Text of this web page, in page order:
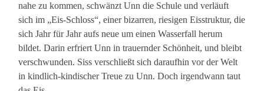
nahe zu kommen, schwänzt Unn die Schule und verläuft
sich im „Eis-Schloss“, einer bizarren, riesigen Eisstruktur, die
sich Jahr für Jahr aufs neue um einen Wasserfall herum
bildet. Darin erfriert Unn in trauernder Schönheit, und bleibt
verschwunden. Siss verschließt sich daraufhin vor der Welt
in kindlich-kindischer Treue zu Unn. Doch irgendwann taut